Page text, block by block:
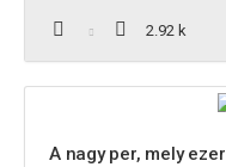
2.92 k
A nagy per, mely